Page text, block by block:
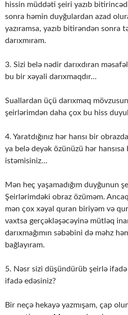
hissin müddəti şeiri yazıb
sonra həmin duyğulardan azad
yazıramsa, yazıb bitirəndən sonra
darıxmıram.
3. Sizi belə nədir darıxdıran
bu bir xəyali darıxmaqdır…
Suallardan üçü darıxmaq
şeirlərimdən daha çox bu hiss
4. Yaratdığınız hər hansı bir
ya belə deyək özünüzü hər
istəmisiniz…
Mən heç yaşamadığım duyğunun
Şeirlərimdəki obraz özüməm.
mən çox xəyal quran biriyəm və
vaxtsa gerçəkləşəcəyinə mütləq
darıxmağımın səbəbini də məhz
bağlayıram.
5. Nəsr sizi düşündürüb şeirlə
ifadə edəsiniz?
Bir neçə hekayə yazmışam, çap